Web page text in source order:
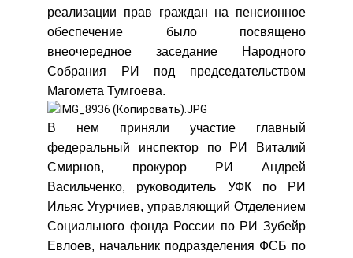
реализации прав граждан на пенсионное
обеспечение было посвящено
внеочередное заседание Народного
Собрания РИ под председательством
Магомета Тумгоева.
В нем приняли участие главный
федеральный инспектор по РИ Виталий
Смирнов, прокурор РИ Андрей
Васильченко, руководитель УФК по РИ
Ильяс Угурчиев, управляющий Отделением
Социального фонда России по РИ Зубейр
Евлоев, начальник подразделения ФСБ по